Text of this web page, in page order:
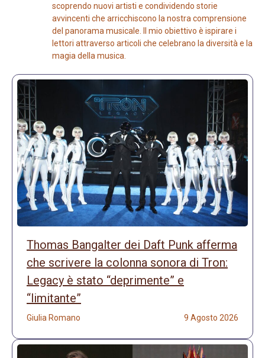
scoprendo nuovi artisti e condividendo storie
avvincenti che arricchiscono la nostra comprensione
del panorama musicale. Il mio obiettivo è ispirare i
lettori attraverso articoli che celebrano la diversità e la
magia della musica.
Thomas Bangalter dei Daft Punk afferma
che scrivere la colonna sonora di Tron:
Legacy è stato “deprimente” e
“limitante”
Giulia Romano 9 Agosto 2026